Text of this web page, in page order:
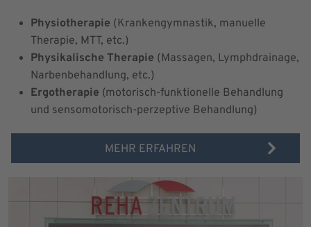
Physiotherapie (Krankengymnastik, manuelle
Therapie, MTT, etc.)
Physikalische Therapie (Massagen, Lymphdrainage,
Narbenbehandlung, etc.)
Ergotherapie (motorisch-funktionelle Behandlung
und sensomotorisch-perzeptive Behandlung)
MEHR ERFAHREN